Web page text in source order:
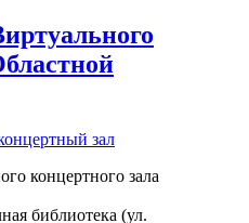
зал
библиотека (ул.